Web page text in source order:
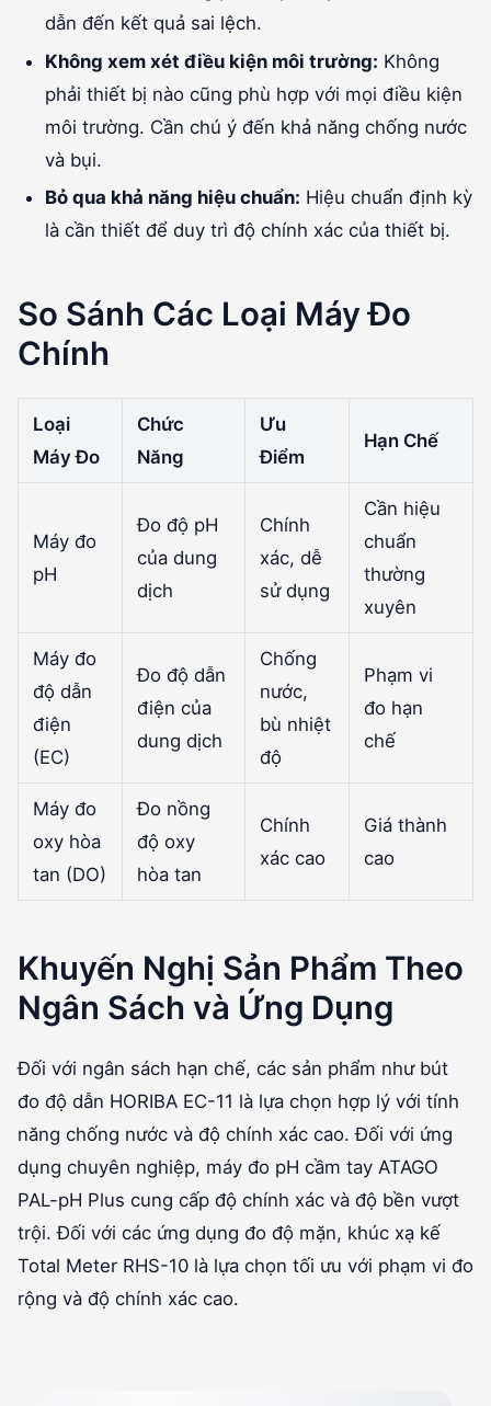
dẫn đến kết quả sai lệch.
Không xem xét điều kiện môi trường: Không
phải thiết bị nào cũng phù hợp với mọi điều kiện
môi trường. Cần chú ý đến khả năng chống nước
và bụi.
Bỏ qua khả năng hiệu chuẩn: Hiệu chuẩn định kỳ
là cần thiết để duy trì độ chính xác của thiết bị.
So Sánh Các Loại Máy Đo
Chính
Loại
Máy Đo
Chức
Năng
Ưu
Điểm
Hạn Chế
Máy đo
pH
Đo độ pH
của dung
dịch
Chính
xác, dễ
sử dụng
Cần hiệu
chuẩn
thường
xuyên
Máy đo
độ dẫn
điện
(EC)
Đo độ dẫn
điện của
dung dịch
Chống
nước,
bù nhiệt
độ
Phạm vi
đo hạn
chế
Máy đo
oxy hòa
tan (DO)
Đo nồng
độ oxy
hòa tan
Chính
xác cao
Giá thành
cao
Khuyến Nghị Sản Phẩm Theo
Ngân Sách và Ứng Dụng
Đối với ngân sách hạn chế, các sản phẩm như bút
đo độ dẫn HORIBA EC-11 là lựa chọn hợp lý với tính
năng chống nước và độ chính xác cao. Đối với ứng
dụng chuyên nghiệp, máy đo pH cầm tay ATAGO
PAL-pH Plus cung cấp độ chính xác và độ bền vượt
trội. Đối với các ứng dụng đo độ mặn, khúc xạ kế
Total Meter RHS-10 là lựa chọn tối ưu với phạm vi đo
rộng và độ chính xác cao.